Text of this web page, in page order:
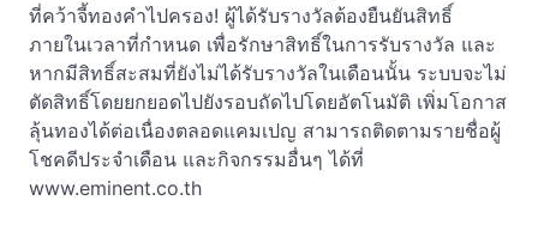
ที่คว้าจี้ทองคำไปครอง! ผู้ได้รับรางวัลต้องยืนยันสิทธิ์
ภายในเวลาที่กำหนด เพื่อรักษาสิทธิ์ในการรับรางวัล และ
หากมีสิทธิ์สะสมที่ยังไม่ได้รับรางวัลในเดือนนั้น ระบบจะไม่
ตัดสิทธิ์โดยยกยอดไปยังรอบถัดไปโดยอัตโนมัติ เพิ่มโอกาส
ลุ้นทองได้ต่อเนื่องตลอดแคมเปญ สามารถติดตามรายชื่อผู้
โชคดีประจำเดือน และกิจกรรมอื่นๆ ได้ที่
www.eminent.co.th